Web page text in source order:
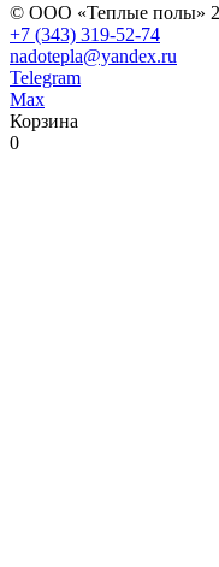
© ООО «Теплые полы»
+7 (343) 319-52-74
nadotepla@yandex.ru
Telegram
Max
Корзина
0